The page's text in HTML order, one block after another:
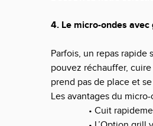
4. Le micro-ondes
Parfois, un repas rapide
pouvez réchauffer,
prend pas de place et
Les avantages du
• Cuit